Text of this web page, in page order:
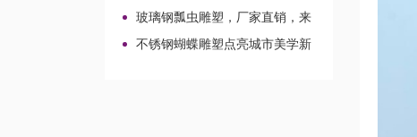
间的魔法家具!
玻璃钢瓢虫雕塑，厂家直销，来
图定制不一样的风景!
不锈钢蝴蝶雕塑点亮城市美学新